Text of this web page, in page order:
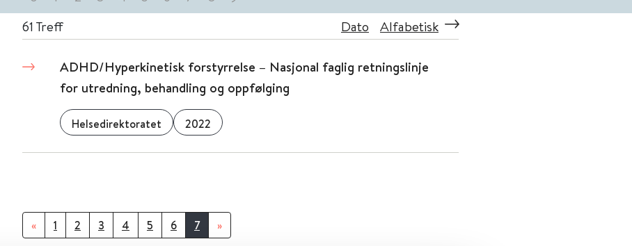
61 Treff Dato Alfabetisk
ADHD/Hyperkinetisk forstyrrelse – Nasjonal faglig retningslinje
for utredning, behandling og oppfølging
Helsedirektoratet 2022
« 1 2 3 4 5 6 7 »